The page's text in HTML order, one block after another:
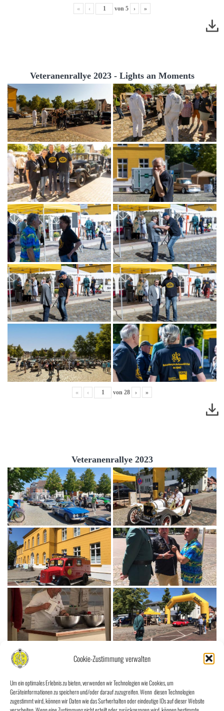
Cookie-Zustimmung verwalten
Um ein optimales Erlebnis zu bieten, verwenden wir Technologien wie Cookies, um
Geräteinformationen zu speichern und/oder darauf zuzugreifen. Wenn diesen Technologien
zugestimmt wird, können wir Daten wie das Surfverhalten oder eindeutige IDs auf dieser Website
« ‹ von 5 › »
Veteranenrallye 2023 - Lights an Moments
« ‹ von 28 › »
Veteranenrallye 2023